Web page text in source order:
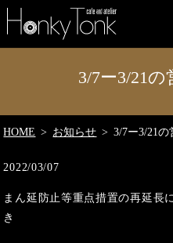
3/7ー3/21
HOME お知らせ 3/7ー3/21
2022/03/07
まん延防止等重点措置の再延長
き